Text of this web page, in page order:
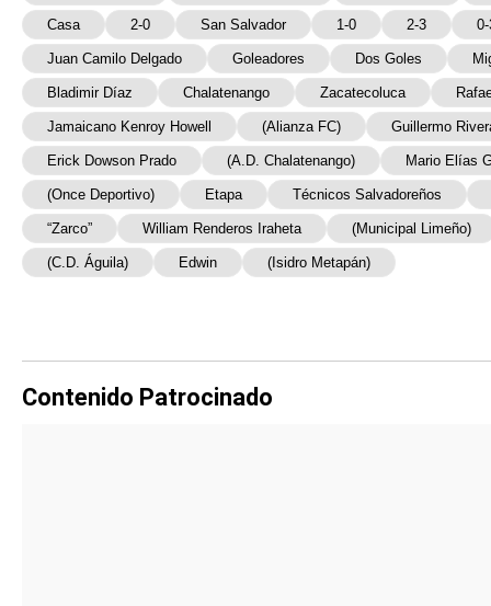
Casa 2-0 San Salvador 1-0 2-3
Juan Camilo Delgado Goleadores Dos Goles
Bladimir Díaz Chalatenango Zacatecoluca
Jamaicano Kenroy Howell (Alianza FC) Guillermo
Erick Dowson Prado (A.D. Chalatenango) Mario Elías
(Once Deportivo) Etapa Técnicos Salvadoreños
“Zarco” William Renderos Iraheta (Municipal Limeño)
(C.D. Águila) Edwin (Isidro Metapán)
Contenido Patrocinado